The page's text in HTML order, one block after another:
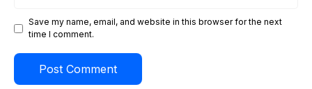
Save my name, email, and website in this browser for the next
time I comment.